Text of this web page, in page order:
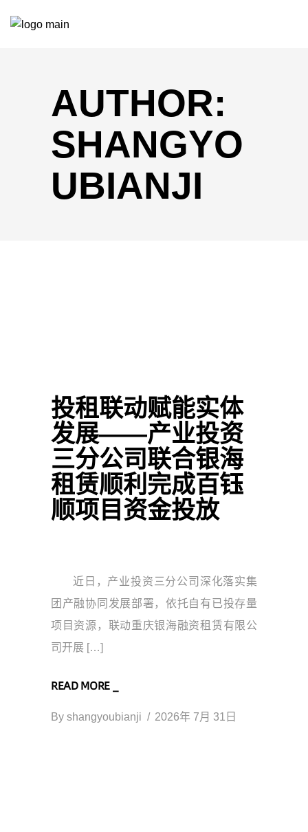
AUTHOR:
SHANGYO
UBIANJI
投租联动赋能实体
发展——产业投资
三分公司联合银海
租赁顺利完成百钰
顺项目资金投放
近日，产业投资三分公司深化落实集
团产融协同发展部署，依托自有已投存量
项目资源，联动重庆银海融资租赁有限公
司开展 […]
READ MORE _
By shangyoubianji 2026年 7月 31日